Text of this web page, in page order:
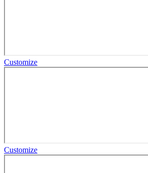
Customize
Customize